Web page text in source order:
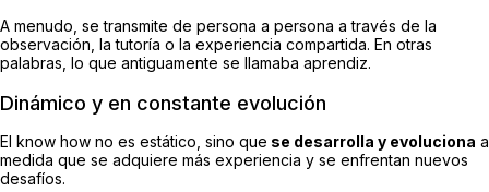
A menudo, se transmite de persona a persona a través de la
observación, la tutoría o la experiencia compartida. En otras
palabras, lo que antiguamente se llamaba aprendiz.
Dinámico y en constante evolución
El know how no es estático, sino que se desarrolla y evoluciona a
medida que se adquiere más experiencia y se enfrentan nuevos
desafíos.